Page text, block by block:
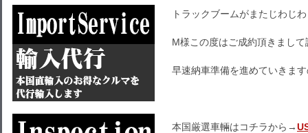
トラックブームがまたじわじ
M様この度はご成約頂きまし
早速納車準備を進めていきま
本国厳選車輛はコチラから→